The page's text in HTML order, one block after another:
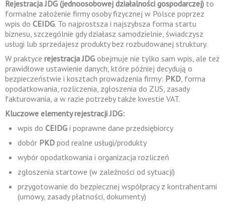
Rejestracja JDG (jednoosobowej działalności gospodarczej) to
formalne założenie firmy osoby fizycznej w Polsce poprzez
wpis do CEIDG. To najprostsza i najszybsza forma startu
biznesu, szczególnie gdy działasz samodzielnie, świadczysz
usługi lub sprzedajesz produkty bez rozbudowanej struktury.
W praktyce rejestracja JDG obejmuje nie tylko sam wpis, ale też
prawidłowe ustawienie danych, które później decydują o
bezpieczeństwie i kosztach prowadzenia firmy: PKD, forma
opodatkowania, rozliczenia, zgłoszenia do ZUS, zasady
fakturowania, a w razie potrzeby także kwestie VAT.
Kluczowe elementy rejestracji JDG:
wpis do CEIDG i poprawne dane przedsiębiorcy
dobór PKD pod realne usługi/produkty
wybór opodatkowania i organizacja rozliczeń
zgłoszenia startowe (w zależności od sytuacji)
przygotowanie do bezpiecznej współpracy z kontrahentami
(umowy, zasady płatności, dokumenty)